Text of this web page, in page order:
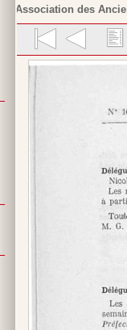
Association des